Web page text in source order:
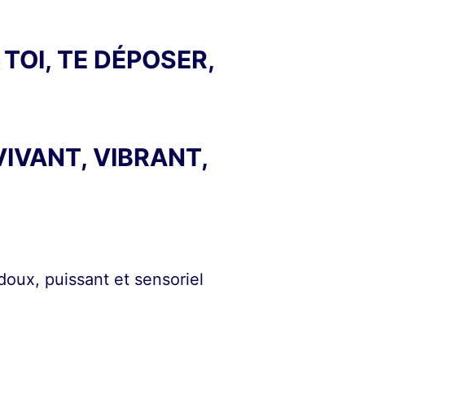
TE DÉPOSER,
VIBRANT,
puissant et sensoriel